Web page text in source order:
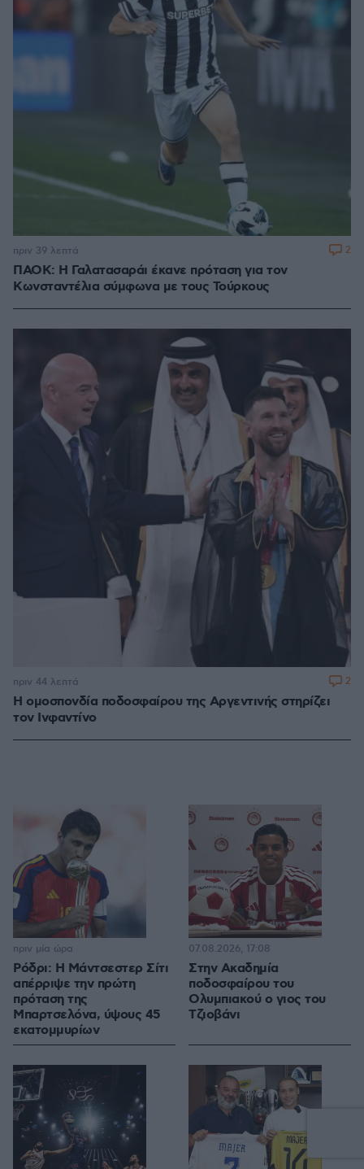
ΠΑΟΚ: Η Γαλατασαράι έκανε πρόταση για τον
Κωνσταντέλια σύμφωνα με τους Τούρκους
πριν 39 λεπτά 2
Η ομοσπονδία ποδοσφαίρου της Αργεντινής στηρίζει
τον Ινφαντίνο
πριν 44 λεπτά 2
Ρόδρι: Η Μάντσεστερ Σίτι
απέρριψε την πρώτη
πρόταση της
Μπαρτσελόνα, ύψους 45
εκατομμυρίων
πριν μία ώρα
Στην Ακαδημία
ποδοσφαίρου του
Ολυμπιακού ο γιος του
Τζιοβάνι
07.08.2026, 17:08